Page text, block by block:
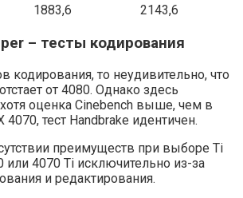
1883,6 2143,6
– тесты кодирования
кодирования, то неудивительно, что
от 4080. Однако здесь
хотя оценка Cinebench выше, чем в
тест Handbrake идентичен.
преимуществ при выборе Ti
или 4070 Ti исключительно из-за
и редактирования.